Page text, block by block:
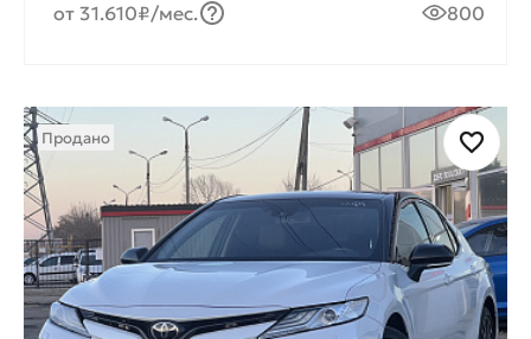
от 31.610₽/мес. 800
Продано